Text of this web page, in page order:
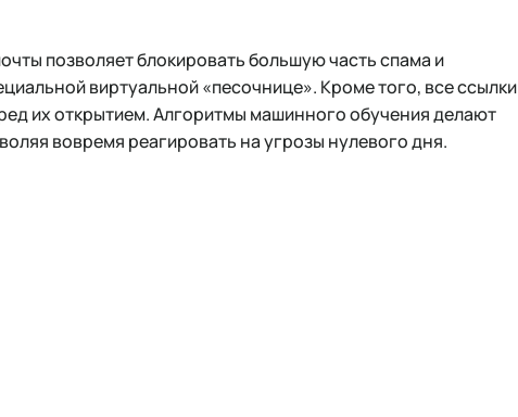
позволяет блокировать большую часть спама и
виртуальной «песочнице». Кроме того, все ссылки
их открытием. Алгоритмы машинного обучения делают
вовремя реагировать на угрозы нулевого дня.